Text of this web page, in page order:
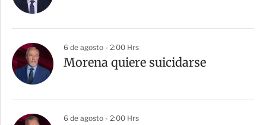
6 de agosto - 2:00 Hrs
Morena quiere suicidarse
6 de agosto - 2:00 Hrs